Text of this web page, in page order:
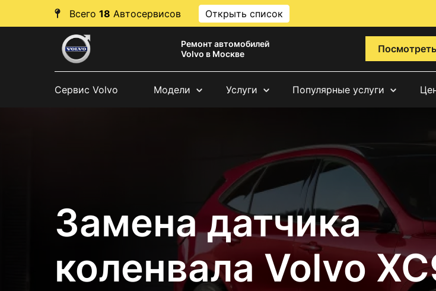
Всего 18 Автосервисов Открыть список
Ремонт автомобилей
Volvo в Москве
Сервис Volvo Модели Услуги Популярные услуги
Замена датчика
коленвала Volvo